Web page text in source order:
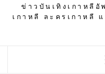
ข่าวบันเทิงเกาหลีอั
เกาหลี ละครเกาหลี